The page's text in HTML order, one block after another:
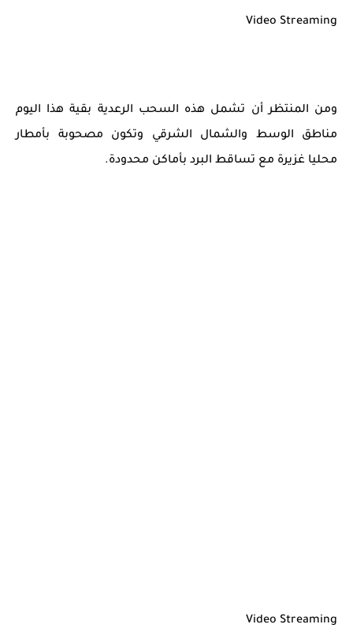
Video Streaming
ومن المنتظر أن تشمل هذه السحب الرعدية بقية هذا اليوم
مناطق الوسط والشمال الشرقي وتكون مصحوبة بأمطار
محليا غزيرة مع تساقط البرد بأماكن محدودة.
Video Streaming